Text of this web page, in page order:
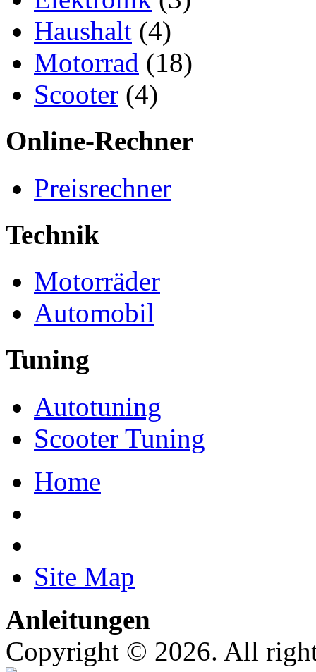
Haushalt (4)
Motorrad (18)
Scooter (4)
Online-Rechner
Preisrechner
Technik
Motorräder
Automobil
Tuning
Autotuning
Scooter Tuning
Home
Site Map
Anleitungen
Copyright © 2026. All